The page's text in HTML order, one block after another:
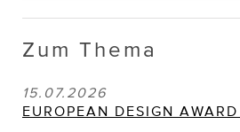
Zum Thema
15.07.2026
EUROPEAN DESIGN